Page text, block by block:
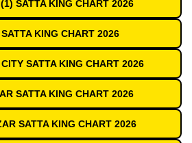
SATTA KING CHART 2026
KING CHART 2026
SATTA KING CHART 2026
SATTA KING CHART 2026
SATTA KING CHART 2026